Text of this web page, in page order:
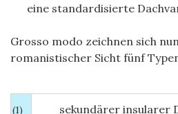
eine standardisierte
Grosso modo zeichnen sich
romanistischer Sicht fünf
(1)
sekundärer insularer